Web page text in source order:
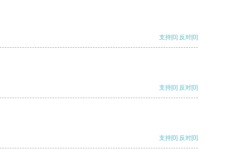
支持[0] 反对[0]
支持[0] 反对[0]
支持[0] 反对[0]